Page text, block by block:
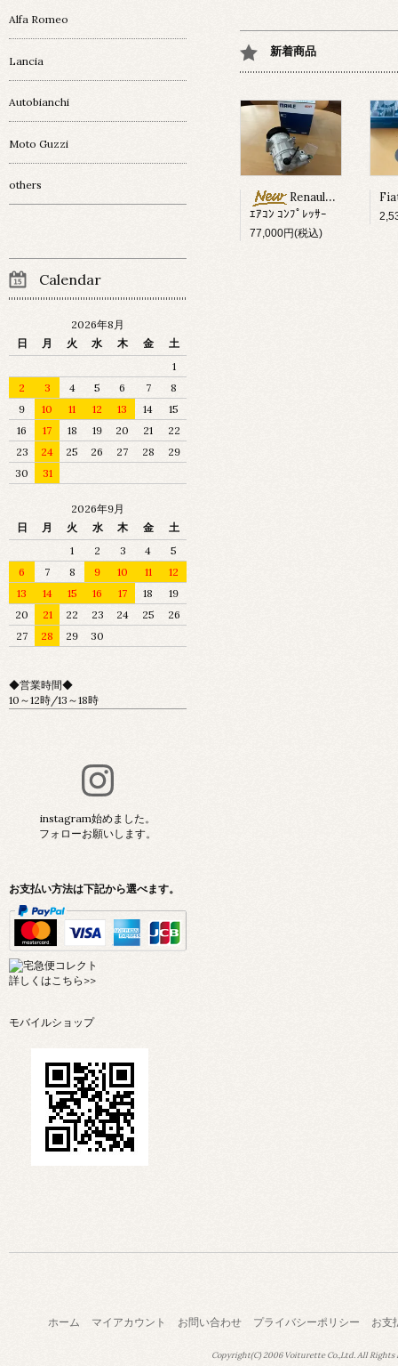
新着商品
Renault Megane ?
ｴｱｺﾝ ｺﾝﾌﾟﾚｯｻｰ
77,000円(税込)
Alfa Romeo
Lancia
Autobianchi
Moto Guzzi
others
Calendar
2026年8月
日
月 火 水 木 金
土
1
2
3 4 5 6 7
8
9
10 11 12 13 14
15
16
17 18 19 20 21
22
23
24 25 26 27 28
29
30
31
2026年9月
日
月 火 水 木 金
土
1
2 3 4
5
6
7 8 9 10 11
12
13
14 15 16 17 18
19
20
21 22 23 24 25
26
27
28 29 30
◆営業時間◆
10～12時/13～18時
instagram始めました。
フォローお願いします。
お支払い方法は下記から選べます。
詳しくはこちら>>
モバイルショップ
ホーム マイアカウント お問い合わせ プライバシーポリシー お支
Copyright(C) 2006 Voiturette Co.,Ltd. All Rights